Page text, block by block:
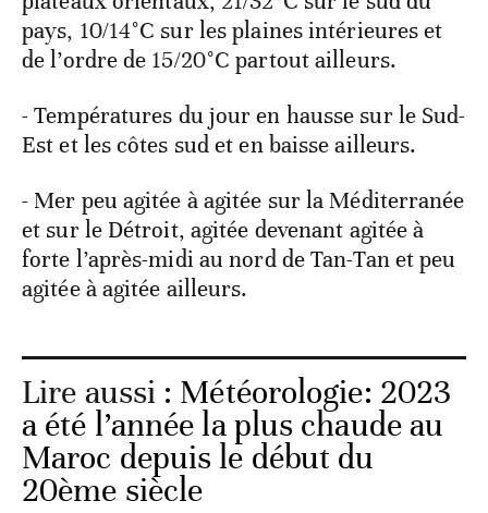
pays, 10/14°C sur les plaines intérieures et
de l’ordre de 15/20°C partout ailleurs.
- Températures du jour en hausse sur le Sud-
Est et les côtes sud et en baisse ailleurs.
- Mer peu agitée à agitée sur la Méditerranée
et sur le Détroit, agitée devenant agitée à
forte l’après-midi au nord de Tan-Tan et peu
agitée à agitée ailleurs.
Lire aussi : Météorologie: 2023
a été l’année la plus chaude au
Maroc depuis le début du
20ème siècle